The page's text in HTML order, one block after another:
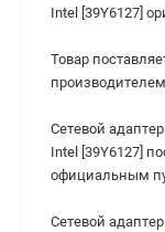
Intel [39Y6127]
Товар
Сетевой
Intel [39Y6127]
официальным
Сетевой